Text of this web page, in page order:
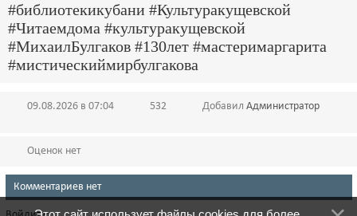
#библиотекикубани #Культуракущевской
#Читаемдома #культуракущевской
#МихаилБулгаков #130лет #мастеримаргарита
#мистическиймирбулгакова
09.08.2026 в 07:04 532 Добавил Администратор
Оценок нет
Комментариев нет